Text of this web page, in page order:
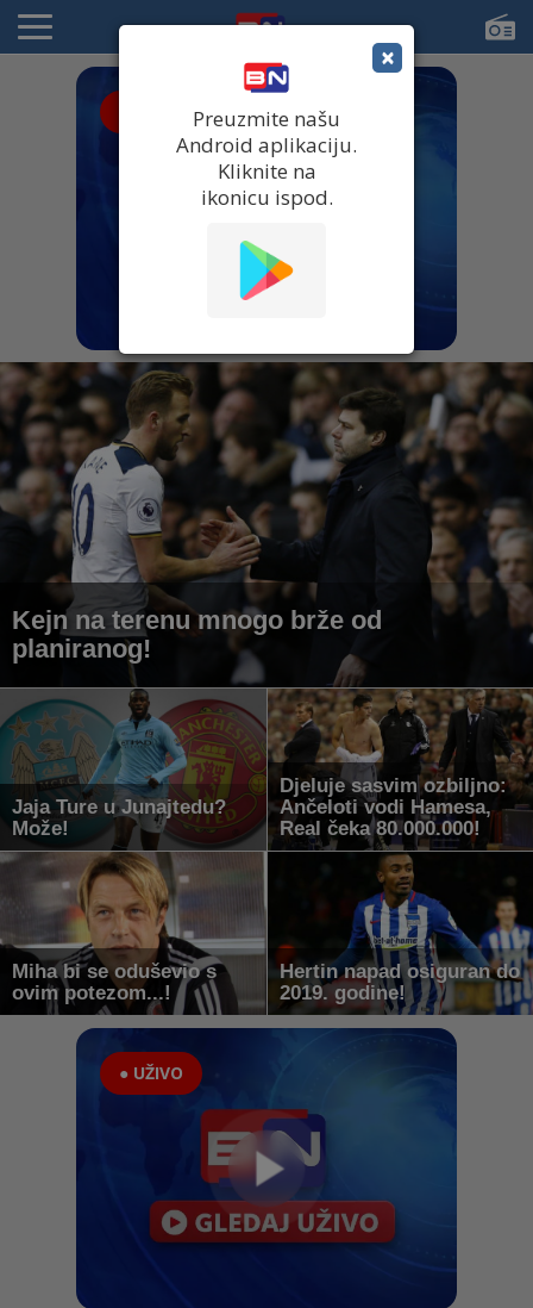
Kejn na terenu mnogo brže od
planiranog!
Jaja Ture u Junajtedu?
Može!
Djeluje sasvim ozbiljno:
Ančeloti vodi Hamesa,
Real čeka 80.000.000!
Miha bi se oduševio s
ovim potezom...!
Hertin napad osiguran do
2019. godine!
● UŽIVO
×
Preuzmite našu
Android aplikaciju.
Kliknite na
ikonicu ispod.